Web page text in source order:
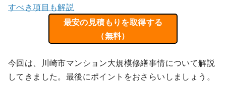
すべき項目も解説
最安の見積もりを取得する
（無料）
今回は、川崎市マンション大規模修繕事情について解説
してきました。最後にポイントをおさらいしましょう。